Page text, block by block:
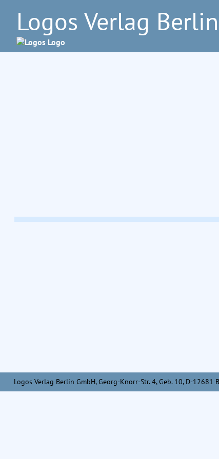
Logos Verlag Berlin
Logos Verlag Berlin GmbH, Georg-Knorr-Str. 4, Geb. 10, D-12681